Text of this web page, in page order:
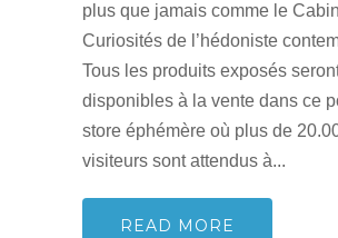
plus que jamais comme le
Curiosités de l’hédoniste
Tous les produits exposés
disponibles à la vente dans ce
store éphémère où plus de
visiteurs sont attendus à...
READ MORE